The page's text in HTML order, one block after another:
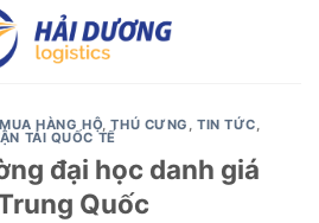
MUA HÀNG HỘ,THÚ CƯNG ,TIN TỨC,
TẢI QUỐC TẾ
đại học danh giá
Quốc